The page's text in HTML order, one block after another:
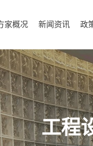
家概况 新闻资讯 政
工程